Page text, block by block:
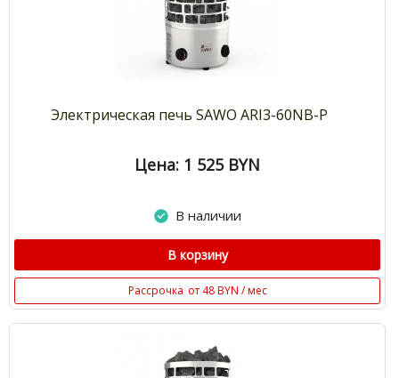
Электрическая печь SAWO ARI3-60NB-P
Цена: 1 525 BYN
В наличии
В корзину
Рассрочка от 48 BYN / мес